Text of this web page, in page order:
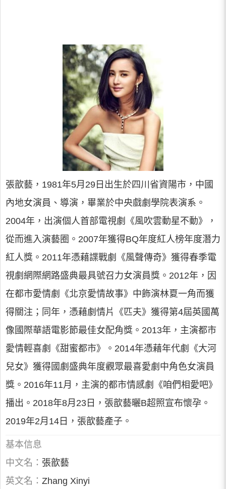
張歆藝，1981年5月29日出生於四川省資陽市，中國
內地女演員、導演，畢業於中央戲劇學院表演系。
2004年，出演個人首部電視劇《風吹雲動星不動》，
從而進入演藝圈。2007年獲得BQ年度紅人榜年度潛力
紅人獎。2011年憑藉諜戰劇《風聲傳奇》獲得春季電
視劇網際網路盛典最具號召力女演員獎。2012年，因
在都市愛情劇《北京愛情故事》中飾演林夏一角而獲
得關注；同年，憑藉劇情片《匹夫》獲得第4屆英國萬
像國際華語電影節最佳女配角獎。2013年，主演都市
愛情輕喜劇《甜蜜都市》。2014年憑藉年代劇《大河
兒女》獲得國劇盛典年度觀眾最喜愛劇中角色女演員
獎。2016年11月，主演的都市情感劇《咱們相愛吧》
播出。2018年8月23日，張歆藝曬B超照宣布懷孕。
2019年2月14日，張歆藝產子。
基本信息
中文名： 張歆藝
英文名： Zhang Xinyi